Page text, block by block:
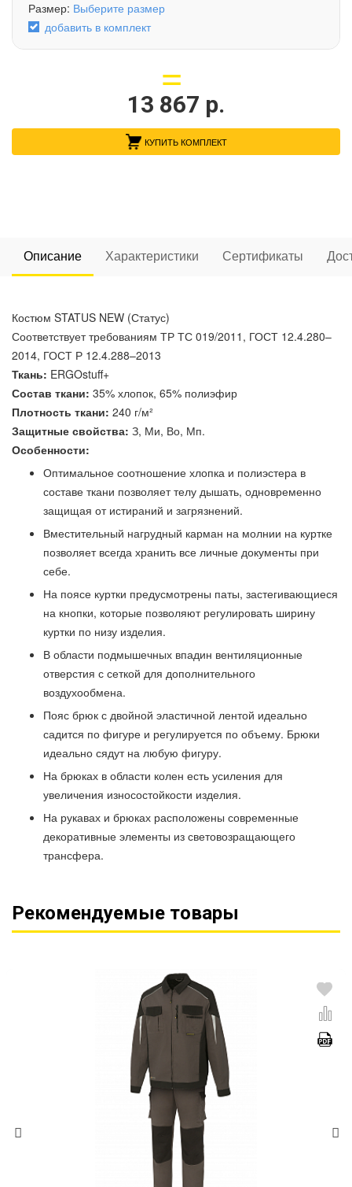
Размер: Выберите размер
добавить в комплект
13 867 р.
КУПИТЬ КОМПЛЕКТ
Описание Характеристики Сертификаты
Костюм STATUS NEW (Статус)
Соответствует требованиям ТР ТС 019/2011, ГОСТ 12.4.280–
2014, ГОСТ Р 12.4.288–2013
Ткань: ERGOstuff+
Состав ткани: 35% хлопок, 65% полиэфир
Плотность ткани: 240 г/м²
Защитные свойства: З, Ми, Во, Мп.
Особенности:
Оптимальное соотношение хлопка и полиэстера в
составе ткани позволяет телу дышать, одновременно
защищая от истираний и загрязнений.
Вместительный нагрудный карман на молнии на куртке
позволяет всегда хранить все личные документы при
себе.
На поясе куртки предусмотрены паты, застегивающиеся
на кнопки, которые позволяют регулировать ширину
куртки по низу изделия.
В области подмышечных впадин вентиляционные
отверстия с сеткой для дополнительного
воздухообмена.
Пояс брюк с двойной эластичной лентой идеально
садится по фигуре и регулируется по объему. Брюки
идеально сядут на любую фигуру.
На брюках в области колен есть усиления для
увеличения износостойкости изделия.
На рукавах и брюках расположены современные
декоративные элементы из световозращающего
трансфера.
Рекомендуемые товары